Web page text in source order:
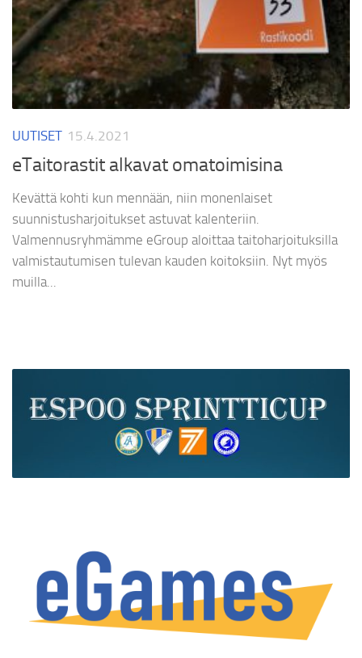
UUTISET 15.4.2021
eTaitorastit alkavat omatoimisina
Kevättä kohti kun mennään, niin monenlaiset
suunnistusharjoitukset astuvat kalenteriin.
Valmennusryhmämme eGroup aloittaa taitoharjoituksilla
valmistautumisen tulevan kauden koitoksiin. Nyt myös
muilla...